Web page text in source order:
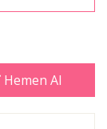
Hemen Al